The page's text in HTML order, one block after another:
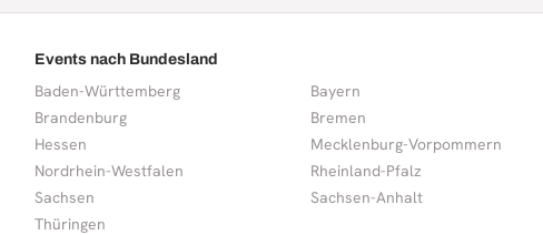
Events nach Bundesland
Baden-Württemberg Bayern
Brandenburg
Bremen
Hessen
Mecklenburg-Vorpommern
Nordrhein-Westfalen
Rheinland-Pfalz
Sachsen
Sachsen-Anhalt
Thüringen